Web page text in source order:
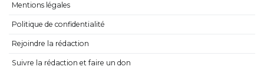
Mentions légales
Politique de confidentialité
Rejoindre la rédaction
Suivre la rédaction et faire un don